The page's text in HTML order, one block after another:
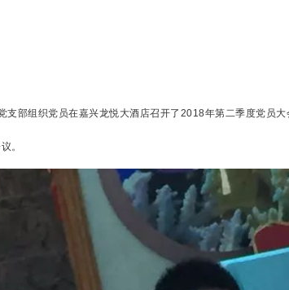
部组织党员在嘉兴龙悦大酒店召开了2018年第二季度党员大
。